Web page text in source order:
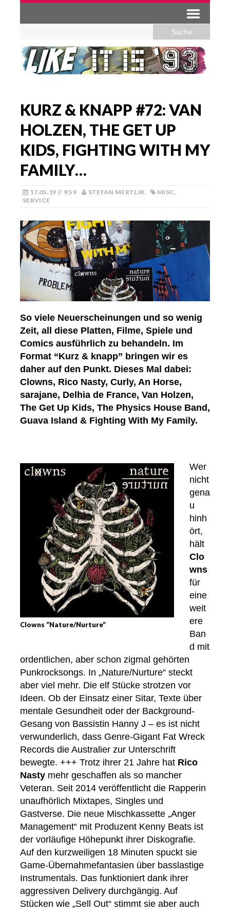
KURZ & KNAPP #72: VAN
HOLZEN, THE GET UP
KIDS, FIGHTING WITH MY
FAMILY…
17.05.19 // 9:59 STEFAN MERTLIK MISC,
SERVICE
So viele Neuerscheinungen und so wenig
Zeit, all diese Platten, Filme, Spiele und
Comics ausführlich zu behandeln. Im
Format “Kurz & knapp” bringen wir es
daher auf den Punkt. Dieses Mal dabei:
Clowns, Rico Nasty, Curly, An Horse,
sarajane, Delhia de France, Van Holzen,
The Get Up Kids, The Physics House Band,
Guava Island & Fighting With My Family.
Clowns “Nature/Nurture”
Wer
nicht
gena
u
hinh
ört,
hält
Clo
wns
für
eine
weit
ere
Ban
d mit
ordentlichen, aber schon zigmal gehörten
Punkrocksongs. In „Nature/Nurture“ steckt
aber viel mehr. Die elf Stücke strotzen vor
Ideen. Ob der Einsatz einer Sitar, Texte über
mentale Gesundheit oder der Background-
Gesang von Bassistin Hanny J – es ist nicht
verwunderlich, dass Genre-Gigant Fat Wreck
Records die Australier zur Unterschrift
bewegte. +++ Trotz ihrer 21 Jahre hat Rico
Nasty mehr geschaffen als so mancher
Veteran. Seit 2014 veröffentlicht die Rapperin
unaufhörlich Mixtapes, Singles und
Gastverse. Die neue Mischkassette „Anger
Management“ mit Produzent Kenny Beats ist
der vorläufige Höhepunkt ihrer Diskografie.
Auf den kurzweiligen 18 Minuten spuckt sie
Game-Übernahmefantasien über basslastige
Instrumentals. Das funktioniert dank ihrer
aggressiven Delivery durchgängig. Auf
Stücken wie „Sell Out“ stimmt sie aber auch